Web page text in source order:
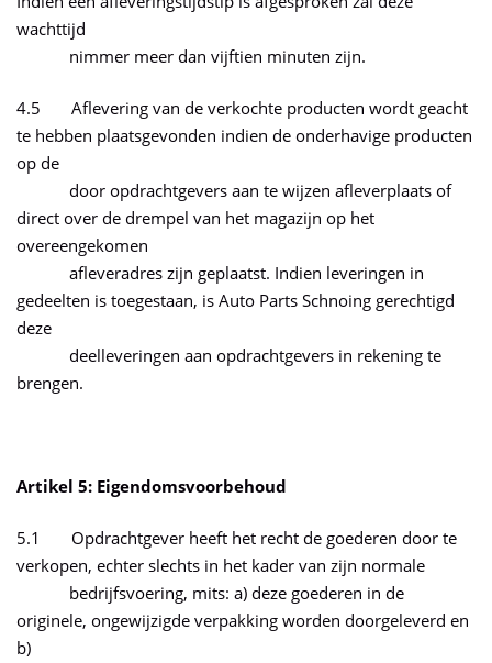
wachttijd
nimmer meer dan vijftien minuten zijn.
4.5 Aflevering van de verkochte producten wordt geacht
te hebben plaatsgevonden indien de onderhavige producten
op de
door opdrachtgevers aan te wijzen afleverplaats of
direct over de drempel van het magazijn op het
overeengekomen
afleveradres zijn geplaatst. Indien leveringen in
gedeelten is toegestaan, is Auto Parts Schnoing gerechtigd
deze
deelleveringen aan opdrachtgevers in rekening te
brengen.
Artikel 5: Eigendomsvoorbehoud
5.1 Opdrachtgever heeft het recht de goederen door te
verkopen, echter slechts in het kader van zijn normale
bedrijfsvoering, mits: a) deze goederen in de
originele, ongewijzigde verpakking worden doorgeleverd en
b)